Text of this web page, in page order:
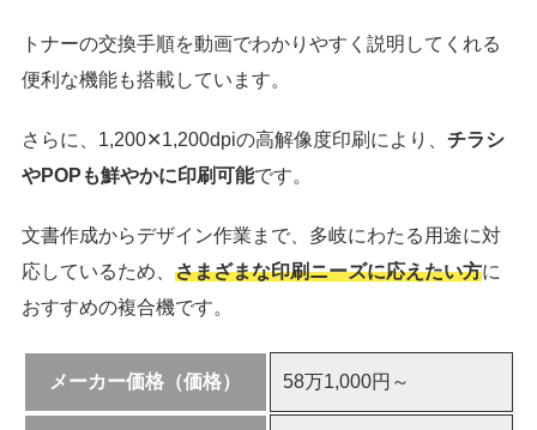
トナーの交換手順を動画でわかりやすく説明してくれる
便利な機能も搭載しています。
さらに、1,200✕1,200dpiの高解像度印刷により、 チラシ
やPOPも鮮やかに印刷可能です。
文書作成からデザイン作業まで、多岐にわたる用途に対
応しているため、 さまざまな印刷ニーズに応えたい方に
おすすめの複合機です。
メーカー価格（価格） 58万1,000円～